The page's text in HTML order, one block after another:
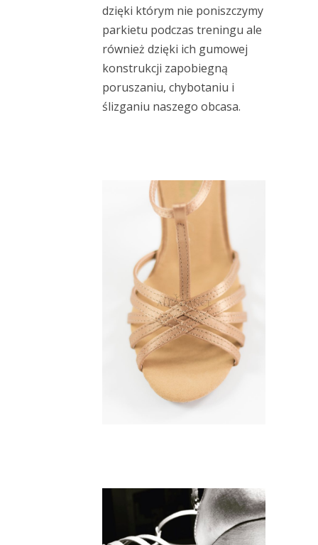
dzięki którym nie poniszczymy
parkietu podczas treningu ale
również dzięki ich gumowej
konstrukcji zapobiegną
poruszaniu, chybotaniu i
ślizganiu naszego obcasa.